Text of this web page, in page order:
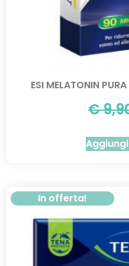
ESI MELATONIN
€
In offerta!